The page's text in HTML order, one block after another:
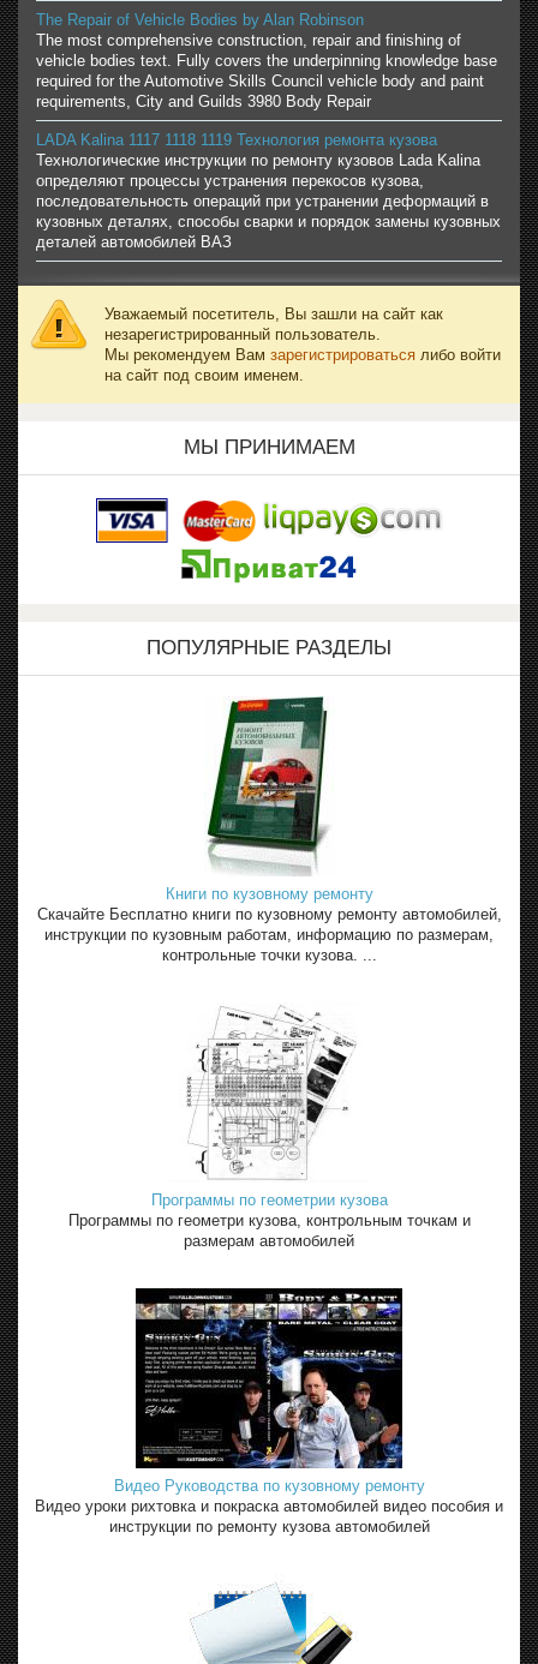
The Repair of Vehicle Bodies by Alan Robinson
The most comprehensive construction, repair and finishing of
vehicle bodies text. Fully covers the underpinning knowledge base
required for the Automotive Skills Council vehicle body and paint
requirements, City and Guilds 3980 Body Repair
LADA Kalina 1117 1118 1119 Технология ремонта кузова
Технологические инструкции по ремонту кузовов Lada Kalina
определяют процессы устранения перекосов кузова,
последовательность операций при устранении деформаций в
кузовных деталях, способы сварки и порядок замены кузовных
деталей автомобилей ВАЗ
Уважаемый посетитель, Вы зашли на сайт как
незарегистрированный пользователь.
Мы рекомендуем Вам зарегистрироваться либо войти
на сайт под своим именем.
МЫ ПРИНИМАЕМ
ПОПУЛЯРНЫЕ РАЗДЕЛЫ
Книги по кузовному ремонту
Скачайте Бесплатно книги по кузовному ремонту автомобилей,
инструкции по кузовным работам, информацию по размерам,
контрольные точки кузова. ...
Программы по геометрии кузова
Программы по геометри кузова, контрольным точкам и
размерам автомобилей
Видео Руководства по кузовному ремонту
Видео уроки рихтовка и покраска автомобилей видео пособия и
инструкции по ремонту кузова автомобилей